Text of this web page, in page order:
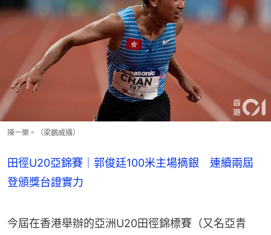
陳一樂。（梁鵬威攝）
田徑U20亞錦賽｜郭俊廷100米主場摘銀 連續兩屆
登頒獎台證實力
今屆在香港舉辦的亞洲U20田徑錦標賽（又名亞青